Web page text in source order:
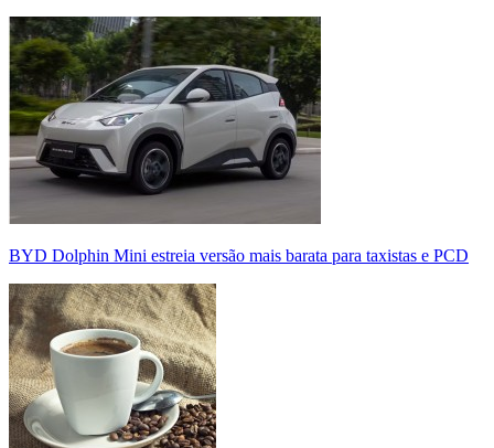
BYD Dolphin Mini estreia versão mais barata para taxistas e PCD